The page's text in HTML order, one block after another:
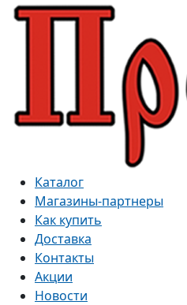
Каталог
Магазины-партнеры
Как купить
Доставка
Контакты
Акции
Новости